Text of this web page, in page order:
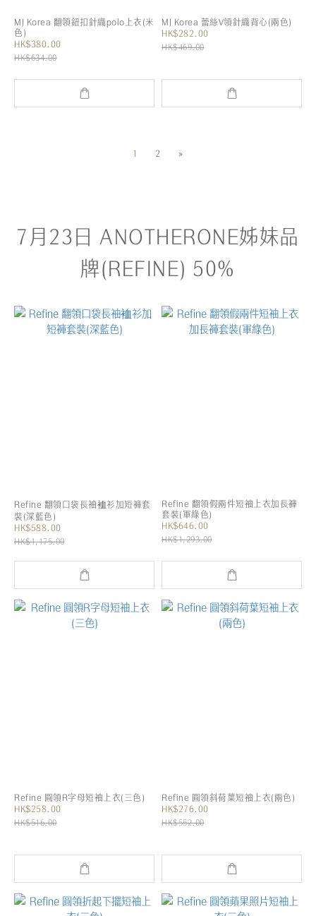
MJ Korea 翻領鈕扣針織polo上衣(米
色)
HK$380.00
HK$634.00
MJ Korea 蕾絲V領針織背心(兩色)
HK$282.00
HK$469.00
1 2 »
7月23日 ANOTHERONE姊妹品
牌(REFINE) 50%
Refine 翻領口袋長袖裇衫加短褲套
裝(深藍色)
HK$588.00
HK$1,175.00
Refine 翻領假兩件短袖上衣加長褲
套裝(軍綠色)
HK$646.00
HK$1,293.00
Refine 圓領R字母短袖上衣(三色)
HK$258.00
HK$516.00
Refine 圓領斜荷葉短袖上衣(兩色)
HK$276.00
HK$552.00